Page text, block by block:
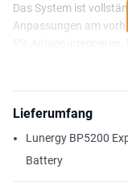
Das System ist
Anpassungen am
Eigenverbrauch und
Stromnetz.
Mit 5,12 kWh
Lieferumfang
Lunergy BP5200
Battery